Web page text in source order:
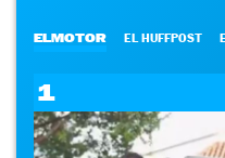
ELMOTOR EL HUFFPOST
1